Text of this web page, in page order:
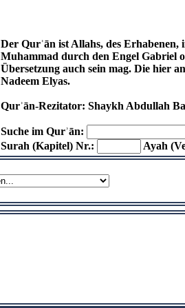
Der Qurʾān ist Allahs, des
Muhammad durch den Engel Gabriel
Übersetzung auch sein mag. Die hier
Nadeem Elyas.
Qurʾān-Rezitator: Shaykh Abdullah
Suche im Qurʾān:
Surah (Kapitel) Nr.:
Ayah